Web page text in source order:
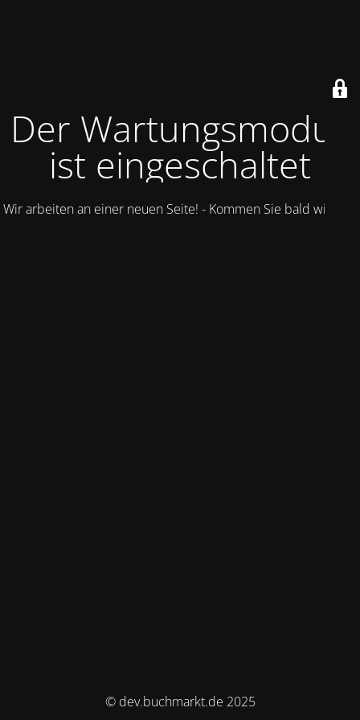
Der Wartungsmodus
ist eingeschaltet
Wir arbeiten an einer neuen Seite! - Kommen Sie bald wieder.
© dev.buchmarkt.de 2025